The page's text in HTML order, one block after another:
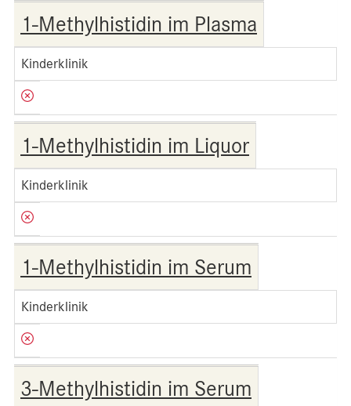
1-Methylhistidin im Plasma
Kinderklinik
1-Methylhistidin im Liquor
Kinderklinik
1-Methylhistidin im Serum
Kinderklinik
3-Methylhistidin im Serum